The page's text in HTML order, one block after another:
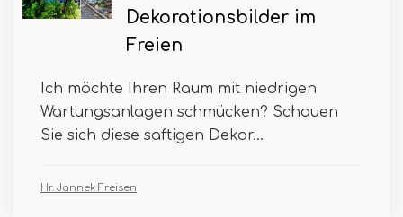
Dekorationsbilder im
Freien
Ich möchte Ihren Raum mit niedrigen
Wartungsanlagen schmücken? Schauen
Sie sich diese saftigen Dekor...
Hr. Jannek Freisen